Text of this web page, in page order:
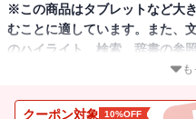
※この商品はタブレットなど大
むことに適しています。また、
のハイライト、検索、辞書の参
鎌倉時代前期の根本史料である
クーポン対象 10%OFF